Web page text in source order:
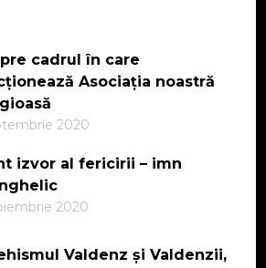
cadrul în care
Asociația noastră
2020
izvor al fericirii – imn
2020
Valdenz și Valdenzii,